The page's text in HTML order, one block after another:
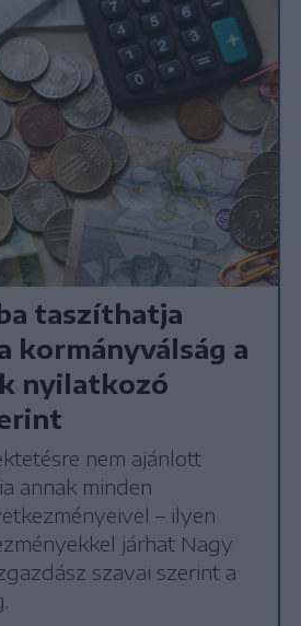
taszíthatja
kormányválság a
nyilatkozó
nem ajánlott
annak minden
– ilyen
járhat Nagy
szavai szerint a